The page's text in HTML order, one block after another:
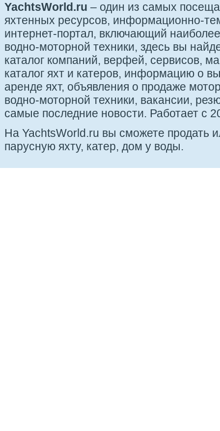
YachtsWorld.ru – один из самых
яхтенных ресурсов, информационно-
интернет-портал, включающий
водно-моторной техники, здесь вы
каталог компаний, верфей, сервисов,
каталог яхт и катеров, информацию о
аренде яхт, объявления о продаже
водно-моторной техники, вакансии,
самые последние новости. Работает с
На YachtsWorld.ru вы сможете продать
парусную яхту, катер, дом у воды.